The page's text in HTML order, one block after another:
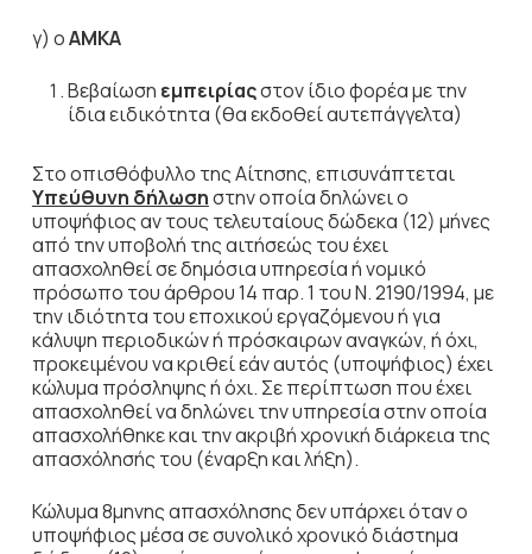
γ) οΑΜΚΑ
Βεβαίωση εμπειρίαςστον ίδιο φορέα με την
ίδια ειδικότητα (θα εκδοθεί αυτεπάγγελτα)
Στο οπισθόφυλλο της Αίτησης, επισυνάπτεται
Υπεύθυνη δήλωσηστην οποία δηλώνει ο
υποψήφιος αν τους τελευταίους δώδεκα (12) μήνες
από την υποβολή της αιτήσεώς του έχει
απασχοληθεί σε δημόσια υπηρεσία ή νομικό
πρόσωπο του άρθρου 14 παρ. 1 του Ν. 2190/1994, με
την ιδιότητα του εποχικού εργαζόμενου ή για
κάλυψη περιοδικών ή πρόσκαιρων αναγκών, ή όχι,
προκειμένου να κριθεί εάν αυτός (υποψήφιος) έχει
κώλυμα πρόσληψης ή όχι. Σε περίπτωση που έχει
απασχοληθεί να δηλώνει την υπηρεσία στην οποία
απασχολήθηκε και την ακριβή χρονική διάρκεια της
απασχόλησής του (έναρξη και λήξη).
Κώλυμα 8μηνης απασχόλησης δεν υπάρχει όταν ο
υποψήφιος μέσα σε συνολικό χρονικό διάστημα